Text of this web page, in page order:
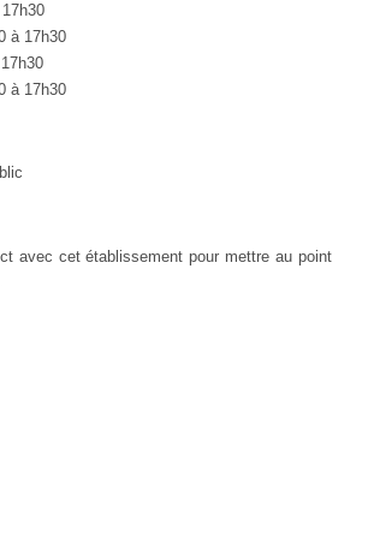
à 17h30
à 17h30
avec cet établissement pour mettre au point